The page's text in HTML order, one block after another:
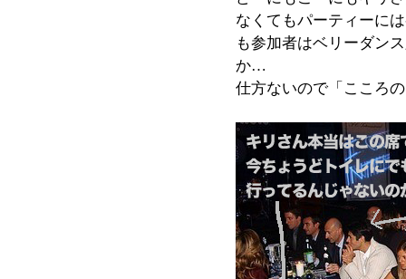
なくてもパーティーに
も参加者はベリーダン
か…
仕方ないので「こころ